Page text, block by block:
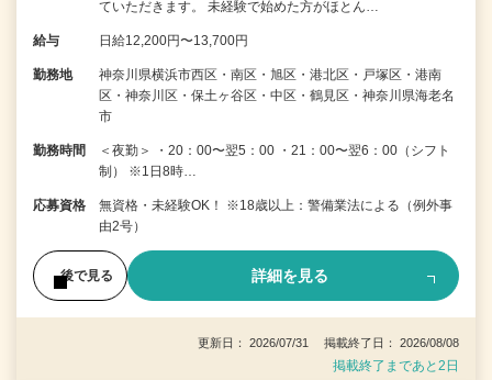
ていただきます。 未経験で始めた方がほとん…
給与 日給12,200円〜13,700円
勤務地
神奈川県横浜市西区・南区・旭区・港北区・戸塚区・港南
区・神奈川区・保土ヶ谷区・中区・鶴見区・神奈川県海老名
市
勤務時間
＜夜勤＞ ・20：00〜翌5：00 ・21：00〜翌6：00（シフト
制） ※1日8時…
応募資格
無資格・未経験OK！ ※18歳以上：警備業法による（例外事
由2号）
後で見る 詳細を見る
更新日： 2026/07/31 掲載終了日： 2026/08/08
掲載終了まであと2日